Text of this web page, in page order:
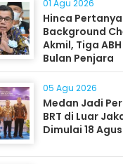
01 Agu 2026
Hinca
Background
Akmil, Tiga
Bulan Penjara
05 Agu 2026
Medan Jadi
BRT di Luar
Dimulai 18